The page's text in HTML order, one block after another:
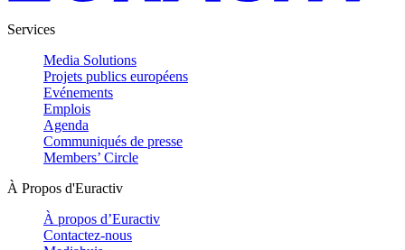
Services
Media Solutions
Projets publics européens
Evénements
Emplois
Agenda
Communiqués de presse
Members’ Circle
À Propos d'Euractiv
À propos d’Euractiv
Contactez-nous